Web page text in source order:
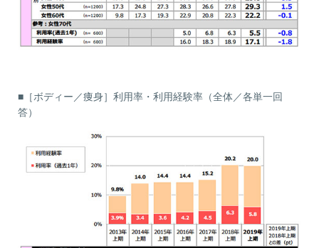
■［ボディー／痩身］利用率・利用経験率（全体／各単一回
答）